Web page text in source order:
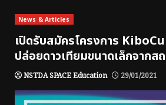
News & Articles
เปิดรับสมัครโครงการ
ปล่อยดาวเทียมขนาดเล็กจากส
NSTDA SPACE Education 29/01/2021